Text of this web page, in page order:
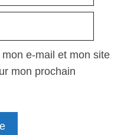
e-mail et mon site
mon prochain